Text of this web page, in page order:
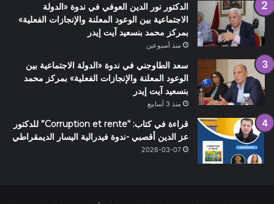
الدكتور نور الدين العوفي في ندوة «الدولة
الاجتماعية بين الوعود المعلنة والإنجازات الفعلية»
بمركز محمد بنسعيد آيت إيدر
منذ أسبوعين
سعد الطاوجني في ندوة «الدولة الاجتماعية بين
الوعود المعلنة والإنجازات الفعلية» بمركز محمد
بنسعيد آيت إيدر
منذ 3 أسابيع
قراءة في كتاب: “Corruption et rente” للدكتور
عز الدين أقصبي -ندوة فيدرالية اليسار الديمقراطي
2026-03-07